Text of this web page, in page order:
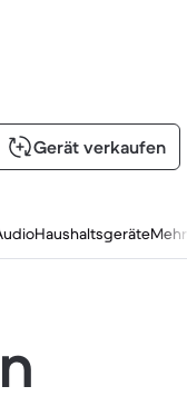
Gerät verkaufen
HaushaltsgeräteMehr